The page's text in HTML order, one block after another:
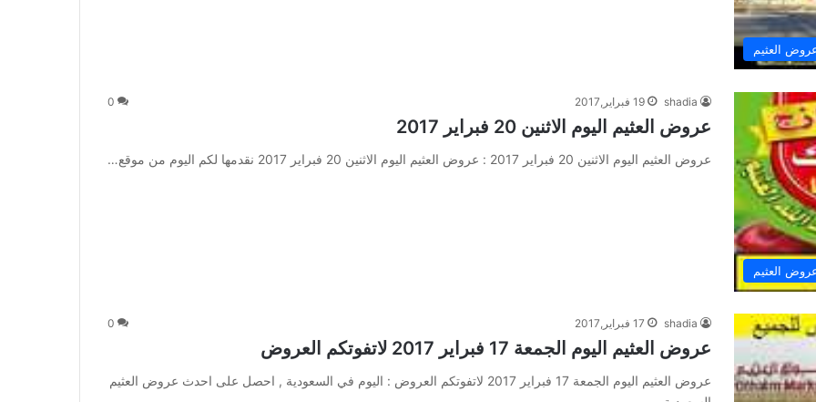
العثيم
العثيم
shadia 19 فبراير,2017 0
عروض العثيم اليوم الاثنين 20 فبراير 2017
عروض العثيم اليوم الاثنين 20 فبراير 2017 : عروض العثيم اليوم الاثنين 20 فبراير 2017 نقدمها لكم اليوم من موقع…
shadia 17 فبراير,2017 0
عروض العثيم اليوم الجمعة 17 فبراير 2017 لاتفوتكم العروض
عروض العثيم اليوم الجمعة 17 فبراير 2017 لاتفوتكم العروض : اليوم في السعودية , احصل على احدث عروض العثيم